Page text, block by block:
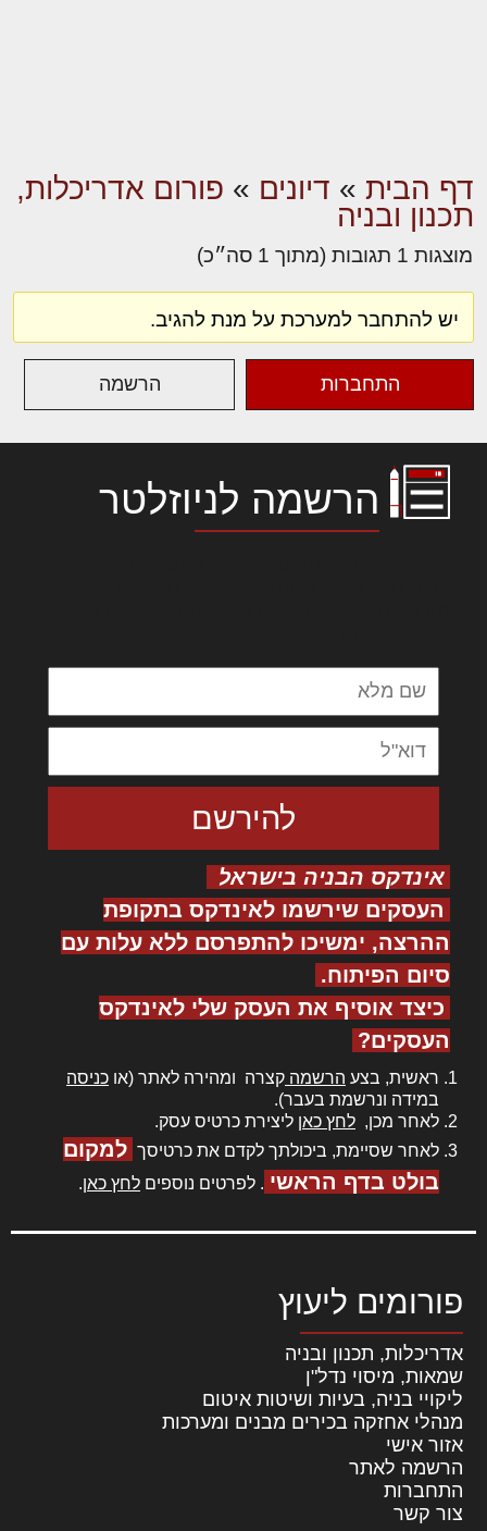
דף הבית » דיונים » פורום אדריכלות,
תכנון ובניה
מוצגות 1 תגובות (מתוך 1 סה״כ)
יש להתחבר למערכת על מנת להגיב.
התחברות הרשמה
הרשמה לניוזלטר
אינדקס הבניה בישראל
העסקים שירשמו לאינדקס בתקופת
ההרצה, ימשיכו להתפרסם ללא עלות עם
סיום הפיתוח.
כיצד אוסיף את העסק שלי לאינדקס
העסקים?
ראשית, בצע הרשמה קצרה ומהירה לאתר (או כניסה
במידה ונרשמת בעבר).
לאחר מכן, לחץ כאן ליצירת כרטיס עסק.
לאחר שסיימת, ביכולתך לקדם את כרטיסך למקום
בולט בדף הראשי . לפרטים נוספים לחץ כאן.
פורומים ליעוץ
אדריכלות, תכנון ובניה
שמאות, מיסוי נדל"ן
ליקויי בניה, בעיות ושיטות איטום
מנהלי אחזקה בכירים מבנים ומערכות
אזור אישי
הרשמה לאתר
התחברות
צור קשר